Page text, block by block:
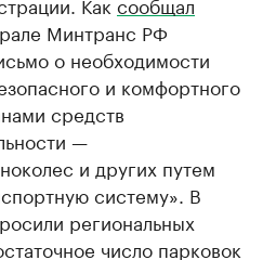
Минтранс РФ
о необходимости
и комфортного
средств
—
и других путем
систему». В
региональных
число парковок